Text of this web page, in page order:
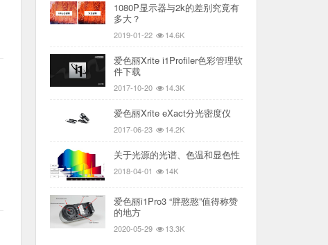
1080P显示器与2k的差别究竟有
多大？
2019-01-22 14.6K
爱色丽Xrite i1Profiler色彩管理软
件下载
2017-10-20 14.3K
爱色丽Xrite eXact分光密度仪
2017-06-23 14.2K
关于光源的光谱、色温和显色性
2018-04-01 14K
爱色丽i1Pro3 “胖憨憨”值得称赞
的地方
2020-05-29 13.3K